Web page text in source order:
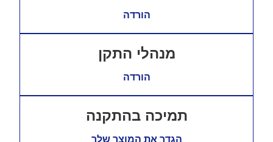
הורדה
מנהלי התקן
הורדה
תמיכה בהתקנה
הגדר את המוצר שלך